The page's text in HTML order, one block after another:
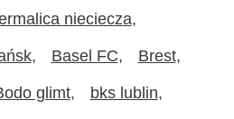
nieciecza
Basel FC Brest
glimt bks lublin